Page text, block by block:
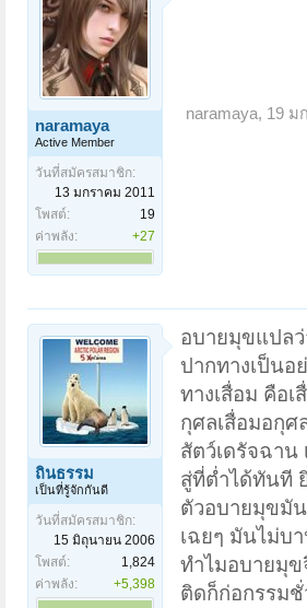
naramaya
Active Member
วันที่สมัครสมาชิก:
13 มกราคม 2011
โพสต์:
19
ค่าพลัง:
+27
naramaya, 19 ม
ถิ่นธรรม
เป็นที่รู้จักกันดี
วันที่สมัครสมาชิก:
15 มิถุนายน 2006
โพสต์:
1,824
ค่าพลัง:
+5,398
อบายมุขแปลว่
ปากทางเป็นอ
ทางเสื่อม คือ
กุศลเสื่อมอกุศ
สัตว์เดรัจฉา
สู่ที่ต่ำได้ทันที
ตัวอบายมุขมัน
เฉยๆ มันไม่บ
ทำไมอบายมุข
ติดก็ก่อกรรมชั่